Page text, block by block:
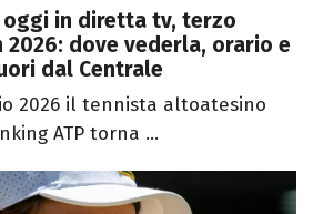
oggi in diretta tv, terzo
2026: dove vederla, orario e
dal Centrale
2026 il tennista altoatesino
ATP torna ...